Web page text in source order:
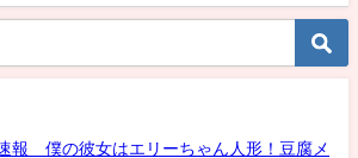
報 僕の彼女はエリーちゃん人形！豆腐メ